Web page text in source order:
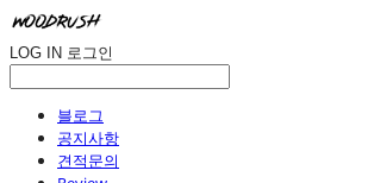
LOG IN 로그인
블로그
공지사항
견적문의